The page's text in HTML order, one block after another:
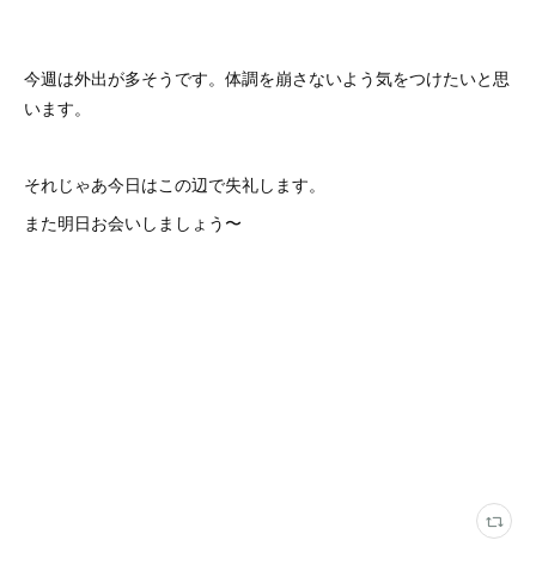
今週は外出が多そうです。体調を崩さないよう気をつけたいと思
います。
それじゃあ今日はこの辺で失礼します。
また明日お会いしましょう〜